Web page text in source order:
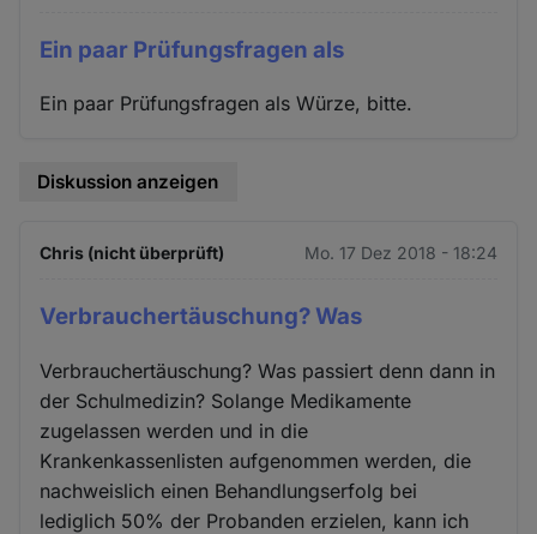
Ein paar Prüfungsfragen als
Ein paar Prüfungsfragen als Würze, bitte.
Diskussion anzeigen
Chris (nicht überprüft) Mo. 17 Dez 2018 - 18:24
Verbrauchertäuschung? Was
Verbrauchertäuschung? Was passiert denn dann in
der Schulmedizin? Solange Medikamente
zugelassen werden und in die
Krankenkassenlisten aufgenommen werden, die
nachweislich einen Behandlungserfolg bei
lediglich 50% der Probanden erzielen, kann ich